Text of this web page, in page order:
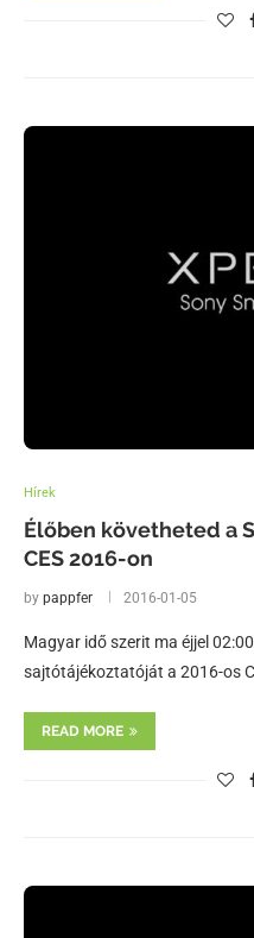
Hírek
Élőben követheted a
CES 2016-on
by pappfer 2016-01-05
Magyar idő szerit ma éjjel
sajtótájékoztatóját a 2016-os
READ MORE